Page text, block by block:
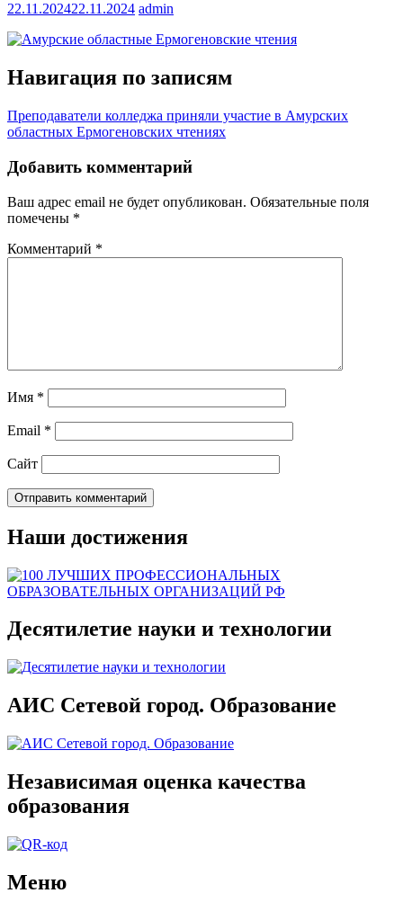
22.11.202422.11.2024 admin
Навигация по записям
Преподаватели колледжа приняли участие в Амурских
областных Ермогеновских чтениях
Добавить комментарий
Ваш адрес email не будет опубликован. Обязательные поля
помечены *
Комментарий *
Имя *
Email *
Сайт
Наши достижения
Десятилетие науки и технологии
АИС Сетевой город. Образование
Независимая оценка качества
образования
Меню